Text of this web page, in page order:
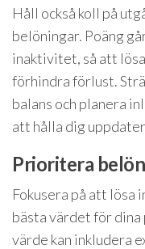
Håll också koll på
belöningar. Poäng
inaktivitet, så att
förhindra förlust.
balans och planera
att hålla dig
Prioritera
Fokusera på att lösa
bästa värdet för dina
värde kan inkludera